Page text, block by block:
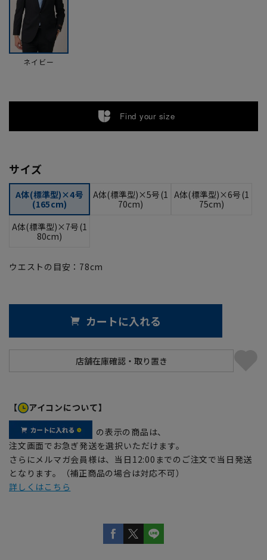
ネイビー
Find your size
サイズ
A体(標準型)×4号
(165cm)
A体(標準型)×5号(1
70cm)
A体(標準型)×6号(1
75cm)
A体(標準型)×7号(1
80cm)
ウエストの目安： 78cm
カートに入れる
【 アイコンについて】
の表示の商品は、
注文画面でお急ぎ発送を選択いただけます。
さらにメルマガ会員様は、当日12:00までのご注文で当日発送
となります。（補正商品の場合は対応不可）
詳しくはこちら